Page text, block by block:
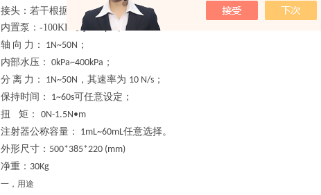
接头：若干根据不同产品选择；
内置泵： -100KPA 到 600kpa
轴 向 力： 1N~50N ；
内部水压： 0kPa~400kPa ；
分 离 力： 1N~50N ，其速率为 10 N/s ；
保持时间：
1~60s可任意设定；
扭
矩： 0N-1.5N•m
注射器公称容量：
1mL~60mL任意选择。
外形尺寸： 500*385*220 (mm)
净重： 30Kg
一， 用途